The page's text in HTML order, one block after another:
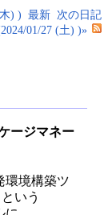
) ) 最新 次の日記
01/27 (土) )»
ージマネー
環境構築ツ
いう